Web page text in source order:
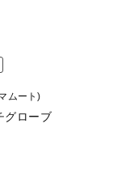
ムート)
グローブ